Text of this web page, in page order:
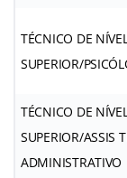
TÉCNICO DE NÍVEL
SUPERIOR/
TÉCNICO DE NÍVEL
SUPERIOR/ASSIS
ADMINISTRATIVO